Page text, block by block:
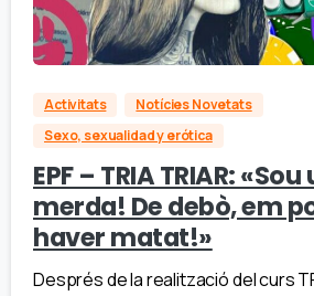
Activitats
Notícies Novetats
Sexo, sexualidad y erótica
EPF – TRIA TRIAR:
merda! De debò, em
haver matat!»
Després de la realització del curs